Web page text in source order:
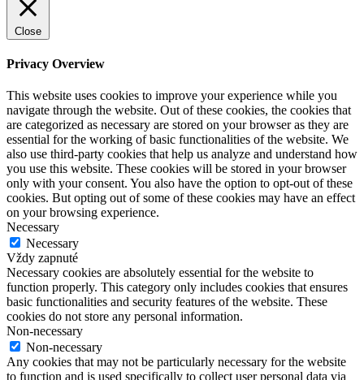
Close
Privacy Overview
This website uses cookies to improve your experience while you
navigate through the website. Out of these cookies, the cookies that
are categorized as necessary are stored on your browser as they are
essential for the working of basic functionalities of the website. We
also use third-party cookies that help us analyze and understand how
you use this website. These cookies will be stored in your browser
only with your consent. You also have the option to opt-out of these
cookies. But opting out of some of these cookies may have an effect
on your browsing experience.
Necessary
Necessary
Vždy zapnuté
Necessary cookies are absolutely essential for the website to
function properly. This category only includes cookies that ensures
basic functionalities and security features of the website. These
cookies do not store any personal information.
Non-necessary
Non-necessary
Any cookies that may not be particularly necessary for the website
to function and is used specifically to collect user personal data via